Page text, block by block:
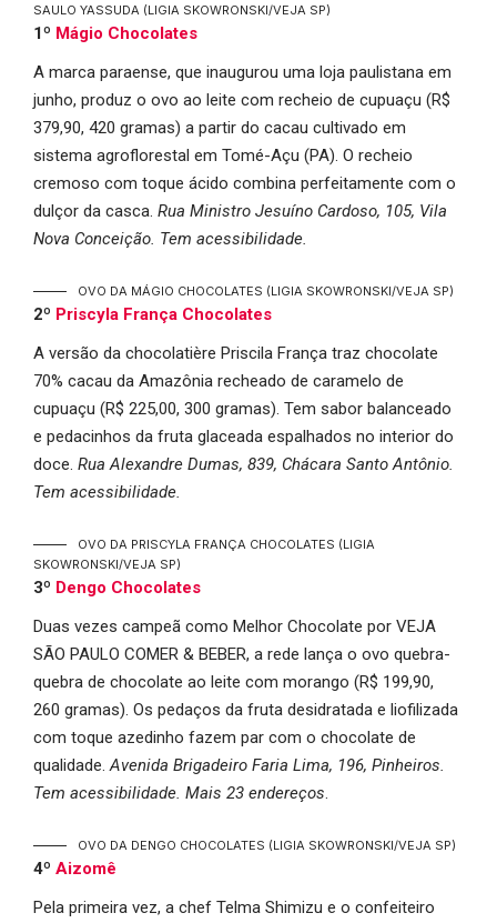
SAULO YASSUDA (LIGIA SKOWRONSKI/VEJA SP)
1º Mágio Chocolates
A marca paraense, que inaugurou uma loja paulistana em
junho, produz o ovo ao leite com recheio de cupuaçu (R$
379,90, 420 gramas) a partir do cacau cultivado em
sistema agroflorestal em Tomé-Açu (PA). O recheio
cremoso com toque ácido combina perfeitamente com o
dulçor da casca. Rua Ministro Jesuíno Cardoso, 105, Vila
Nova Conceição. Tem acessibilidade.
OVO DA MÁGIO CHOCOLATES (LIGIA SKOWRONSKI/VEJA SP)
2º Priscyla França Chocolates
A versão da chocolatière Priscila França traz chocolate
70% cacau da Amazônia recheado de caramelo de
cupuaçu (R$ 225,00, 300 gramas). Tem sabor balanceado
e pedacinhos da fruta glaceada espalhados no interior do
doce. Rua Alexandre Dumas, 839, Chácara Santo Antônio.
Tem acessibilidade.
OVO DA PRISCYLA FRANÇA CHOCOLATES (LIGIA
SKOWRONSKI/VEJA SP)
3º Dengo Chocolates
Duas vezes campeã como Melhor Chocolate por VEJA
SÃO PAULO COMER & BEBER, a rede lança o ovo quebra-
quebra de chocolate ao leite com morango (R$ 199,90,
260 gramas). Os pedaços da fruta desidratada e liofilizada
com toque azedinho fazem par com o chocolate de
qualidade. Avenida Brigadeiro Faria Lima, 196, Pinheiros.
Tem acessibilidade. Mais 23 endereços
OVO DA DENGO CHOCOLATES (LIGIA SKOWRONSKI/VEJA SP)
4º Aizomê
Pela primeira vez, a chef Telma Shimizu e o confeiteiro